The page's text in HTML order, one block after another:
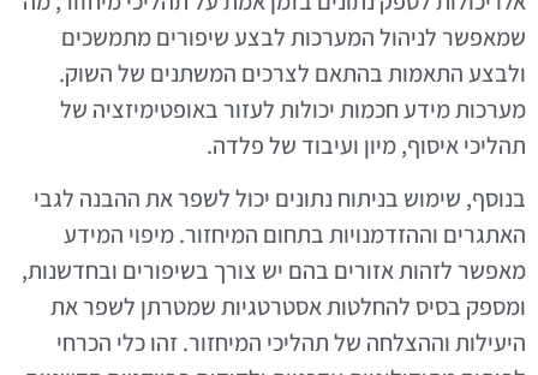
שמאפשר לניהול המערכות לבצע שיפורים מתמשכים
ולבצע התאמות בהתאם לצרכים המשתנים של השוק.
מערכות מידע חכמות יכולות לעזור באופטימיזציה של
תהליכי איסוף, מיון ועיבוד של פלדה.
בנוסף, שימוש בניתוח נתונים יכול לשפר את ההבנה לגבי
האתגרים וההזדמנויות בתחום המיחזור. מיפוי המידע
מאפשר לזהות אזורים בהם יש צורך בשיפורים ובחדשנות,
ומספק בסיס להחלטות אסטרטגיות שמטרתן לשפר את
היעילות וההצלחה של תהליכי המיחזור. זהו כלי הכרחי